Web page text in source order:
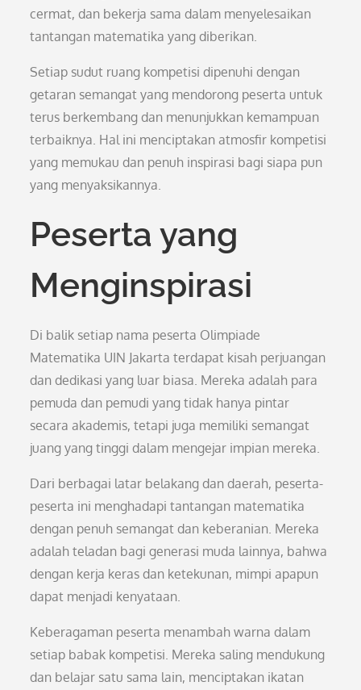
cermat, dan bekerja sama dalam menyelesaikan
tantangan matematika yang diberikan.
Setiap sudut ruang kompetisi dipenuhi dengan
getaran semangat yang mendorong peserta untuk
terus berkembang dan menunjukkan kemampuan
terbaiknya. Hal ini menciptakan atmosfir kompetisi
yang memukau dan penuh inspirasi bagi siapa pun
yang menyaksikannya.
Peserta yang
Menginspirasi
Di balik setiap nama peserta Olimpiade
Matematika UIN Jakarta terdapat kisah perjuangan
dan dedikasi yang luar biasa. Mereka adalah para
pemuda dan pemudi yang tidak hanya pintar
secara akademis, tetapi juga memiliki semangat
juang yang tinggi dalam mengejar impian mereka.
Dari berbagai latar belakang dan daerah, peserta-
peserta ini menghadapi tantangan matematika
dengan penuh semangat dan keberanian. Mereka
adalah teladan bagi generasi muda lainnya, bahwa
dengan kerja keras dan ketekunan, mimpi apapun
dapat menjadi kenyataan.
Keberagaman peserta menambah warna dalam
setiap babak kompetisi. Mereka saling mendukung
dan belajar satu sama lain, menciptakan ikatan